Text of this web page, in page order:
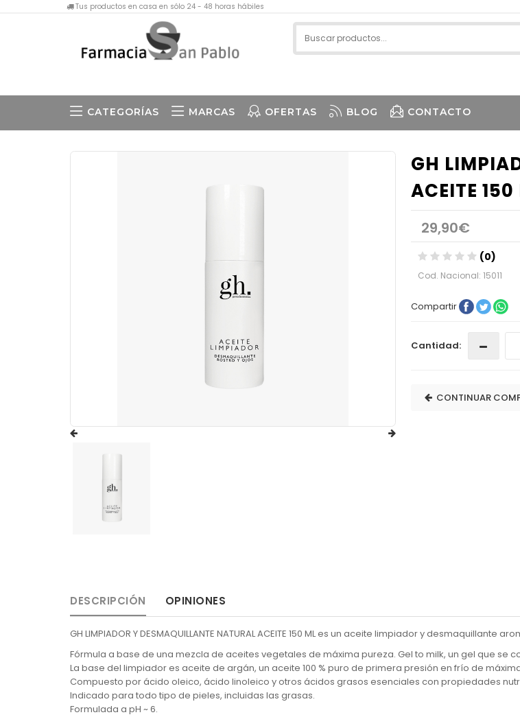
Tus productos en casa en sólo 24 - 48 horas hábiles
CATEGORÍAS MARCAS OFERTAS BLOG CONTACTO
GH
ACEITE 150
29,90€
(0)
Cod. Nacional: 15011
Compartir
Cantidad:
CONTINUAR
DESCRIPCIÓN OPINIONES
GH LIMPIADOR Y DESMAQUILLANTE NATURAL ACEITE 150 ML es un aceite limpiador y desmaquillante
Fórmula a base de una mezcla de aceites vegetales de máxima pureza. Gel to milk, un gel que se
La base del limpiador es aceite de argán, un aceite 100 % puro de primera presión en frío de
Compuesto por ácido oleico, ácido linoleico y otros ácidos grasos esenciales con propiedades
Indicado para todo tipo de pieles, incluidas las grasas.
Formulada a pH ~ 6.